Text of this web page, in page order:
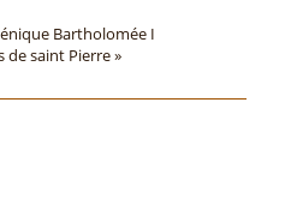
Bartholomée I
de saint Pierre »